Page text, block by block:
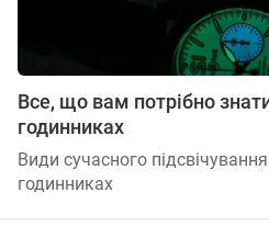
Все, що вам потрібно
годинниках
Види сучасного
годинниках